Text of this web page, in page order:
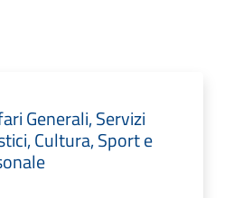
Generali, Servizi
Cultura, Sport e